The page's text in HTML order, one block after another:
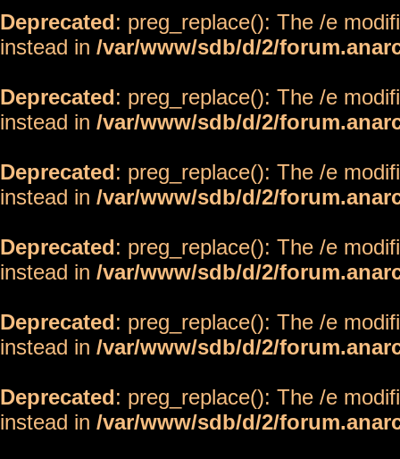
Deprecated: preg_replace(): The /e
instead in /var/www/sdb/d/2/
Deprecated: preg_replace(): The /e
instead in /var/www/sdb/d/2/
Deprecated: preg_replace(): The /e
instead in /var/www/sdb/d/2/
Deprecated: preg_replace(): The /e
instead in /var/www/sdb/d/2/
Deprecated: preg_replace(): The /e
instead in /var/www/sdb/d/2/
Deprecated: preg_replace(): The /e
instead in /var/www/sdb/d/2/